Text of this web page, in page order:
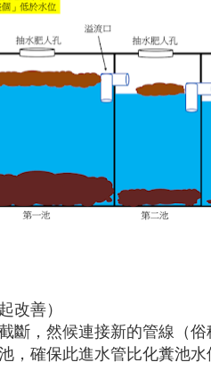
改善）
斷，然候連接新的管線（
，確保此進水管比化糞池